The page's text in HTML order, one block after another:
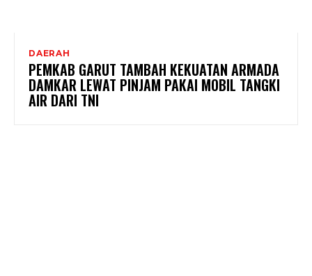
DAERAH
PEMKAB GARUT TAMBAH KEKUATAN ARMADA
DAMKAR LEWAT PINJAM PAKAI MOBIL TANGKI
AIR DARI TNI